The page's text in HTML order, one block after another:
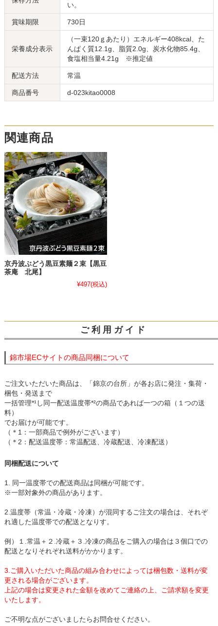
い。
賞味期限 730日
栄養成分表示
（一束120ｇあたり）エネルギー408kcal、た
んぱく質12.1g、脂質2.0g、炭水化物85.4g、
食塩相当量4.21g ※推定値
配送方法 常温
商品番号 d-023kitao0008
関連商品
京丹波ぶどう黒豆素麺２束【黒豆
茶庵 北尾】
¥497(税込)
ご 利 用 ガ イ ド
錦市場ECサイトの商品同梱について
ご注文いただいた商品は、「錦京の台所」が各お店に発注・集荷・
梱包・発送まで
一括管理*¹し同一配送温度帯*²の商品であれば一つの箱（１つの送
料）
でお届けが可能です。
（＊1：一部商品で例外がございます）
（＊2：配送温度帯：常温配送、冷蔵配送、冷凍配送）
同梱配送について
1. 同一温度帯での配送商品は同梱が可能です。
※一部対象外の商品があります。
2.温度帯（常温・冷蔵・冷凍）が混同するご注文の場合は、それぞ
れ適した温度帯での配送となりす。
例）１.常温＋２.冷蔵＋３.冷凍の商品をご購入の場合は３個口での
配送となりそれぞれ送料がかかります。
3.ご購入いただいた商品の組み合わせによっては梱包数・送料が変
更される場合がございます。
上記の場合は変更された金額を改めてご連絡の上、ご請求額を変更
いたします。
ご不明な点がございましたらお問合せください。